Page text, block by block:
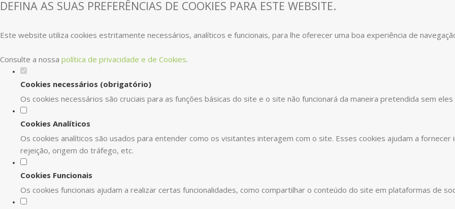
DEFINA AS SUAS PREFERÊNCIAS DE COOKIES PARA ESTE WEBSITE.
Este website utiliza cookies estritamente necessários, analíticos e funcionais, para lhe oferecer uma boa experiência de
Consulte a nossa política de privacidade e de Cookies.
Cookies necessários (obrigatório)
Os cookies necessários são cruciais para as funções básicas do site e o site não funcionará da maneira pretendida sem eles
Cookies Analíticos
Os cookies analíticos são usados para entender como os visitantes interagem com o site. Esses cookies ajudam a
rejeição, origem do tráfego, etc.
Cookies Funcionais
Os cookies funcionais ajudam a realizar certas funcionalidades, como compartilhar o conteúdo do site em plataformas de